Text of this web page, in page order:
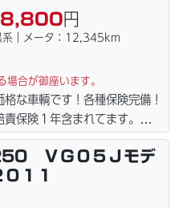
円
系｜メータ：12,345km
合が御座います。
な車輌です！各種保険完備！
保険１年含まれてます。全国
致します！！（離島の場合は
入可能！ｗｅｂローン・カー
らレストアまで、お気軽にお
ＶＧ０５Ｊモデ
１１